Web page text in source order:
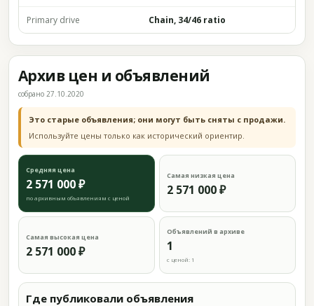
Primary drive Chain, 34/46 ratio
Архив цен и объявлений
собрано 27.10.2020
Это старые объявления; они могут быть сняты с продажи.
Используйте цены только как исторический ориентир.
Средняя цена
2 571 000 ₽
по архивным объявлениям с ценой
Самая низкая цена
2 571 000 ₽
Самая высокая цена
2 571 000 ₽
Объявлений в архиве
1
с ценой: 1
Где публиковали объявления